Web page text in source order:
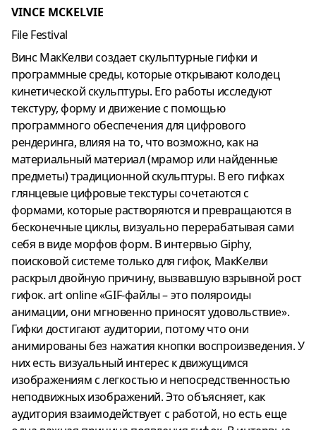
VINCE MCKELVIE
File Festival
Винс МакКелви создает скульптурные гифки и
программные среды, которые открывают колодец
кинетической скульптуры. Его работы исследуют
текстуру, форму и движение с помощью
программного обеспечения для цифрового
рендеринга, влияя на то, что возможно, как на
материальный материал (мрамор или найденные
предметы) традиционной скульптуры. В его гифках
глянцевые цифровые текстуры сочетаются с
формами, которые растворяются и превращаются в
бесконечные циклы, визуально перерабатывая сами
себя в виде морфов форм. В интервью Giphy,
поисковой системе только для гифок, МакКелви
раскрыл двойную причину, вызвавшую взрывной рост
гифок. art online «GIF-файлы – это поляроиды
анимации, они мгновенно приносят удовольствие».
Гифки достигают аудитории, потому что они
анимированы без нажатия кнопки воспроизведения. У
них есть визуальный интерес к движущимся
изображениям с легкостью и непосредственностью
неподвижных изображений. Это объясняет, как
аудитория взаимодействует с работой, но есть еще